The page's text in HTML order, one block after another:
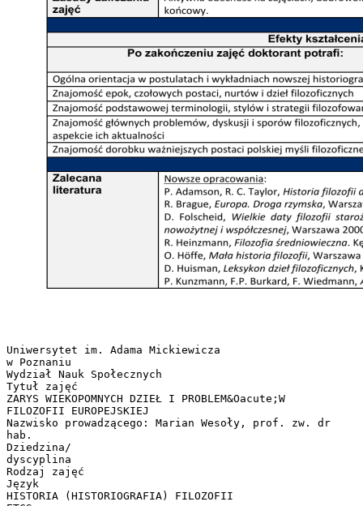
Uniwersytet im. Adama Mickiewicza
w Poznaniu
Wydział Nauk Społecznych
Tytuł zajęć
ZARYS WIEKOPOMNYCH DZIEŁ I PROBLEM&Oacute;W
FILOZOFII EUROPEJSKIEJ
Nazwisko prowadzącego: Marian Wesoły, prof. zw. dr
hab.
Dziedzina/
dyscyplina
Rodzaj zajęć
Język
HISTORIA (HISTORIOGRAFIA) FILOZOFII